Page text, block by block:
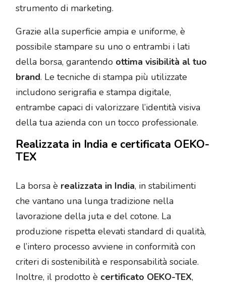
strumento di marketing.
Grazie alla superficie ampia e uniforme, è
possibile stampare su uno o entrambi i lati
della borsa, garantendo ottima visibilità al tuo
brand. Le tecniche di stampa più utilizzate
includono serigrafia e stampa digitale,
entrambe capaci di valorizzare l’identità visiva
della tua azienda con un tocco professionale.
Realizzata in India e certificata OEKO-
TEX
La borsa è realizzata in India, in stabilimenti
che vantano una lunga tradizione nella
lavorazione della juta e del cotone. La
produzione rispetta elevati standard di qualità,
e l’intero processo avviene in conformità con
criteri di sostenibilità e responsabilità sociale.
Inoltre, il prodotto è certificato OEKO-TEX,